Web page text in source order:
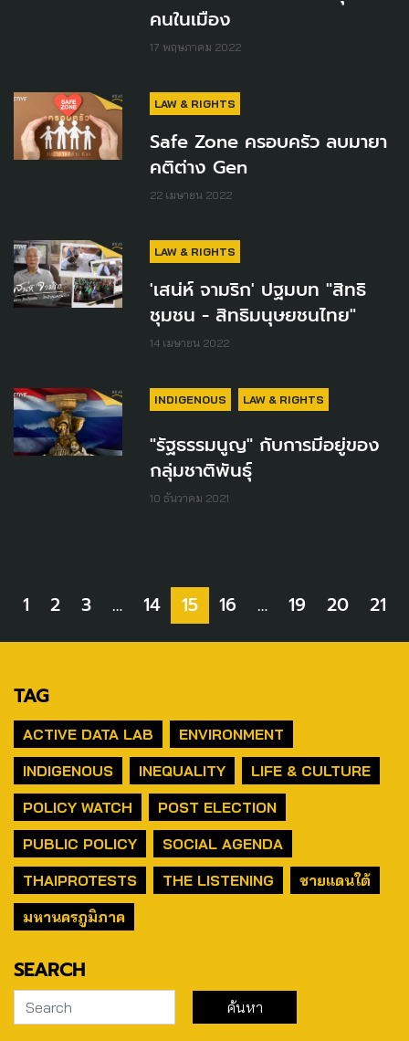
คนในเมือง
17 พฤษภาคม 2022
LAW & RIGHTS
Safe Zone ครอบครัว ลบมายา
คติต่าง Gen
22 เมษายน 2022
LAW & RIGHTS
'เสน่ห์ จามริก' ปฐมบท "สิทธิ
ชุมชน - สิทธิมนุษยชนไทย"
14 เมษายน 2022
INDIGENOUS LAW & RIGHTS
"รัฐธรรมนูญ" กับการมีอยู่ของ
กลุ่มชาติพันธุ์
10 ธันวาคม 2021
1 2 3 … 14 15 16 … 19 20 21
TAG
ACTIVE DATA LAB
ENVIRONMENT
INDIGENOUS
INEQUALITY
LIFE & CULTURE
POLICY WATCH
POST ELECTION
PUBLIC POLICY
SOCIAL AGENDA
THAIPROTESTS
THE LISTENING
ชายแดนใต้
มหานครภูมิภาค
SEARCH